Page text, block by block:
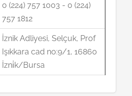
0 (224) 757 1003 - 0 (224)
757 1812
İznik Adliyesi, Selçuk, Prof
Işıkkara cad no:9/1, 16860
İzni̇k/Bursa